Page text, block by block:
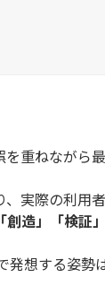
重ねながら
実際の利用
造」「検証
想する姿勢